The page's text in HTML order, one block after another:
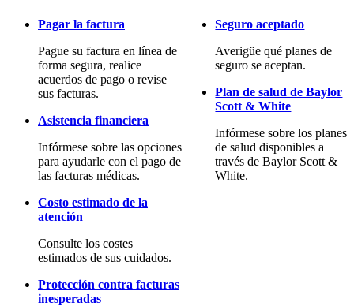
Pagar la factura
Pague su factura en línea de
forma segura, realice
acuerdos de pago o revise
sus facturas.
Asistencia financiera
Infórmese sobre las opciones
para ayudarle con el pago de
las facturas médicas.
Costo estimado de la
atención
Consulte los costes
estimados de sus cuidados.
Protección contra facturas
inesperadas
Seguro aceptado
Averigüe qué planes de
seguro se aceptan.
Plan de salud de Baylor
Scott & White
Infórmese sobre los planes
de salud disponibles a
través de Baylor Scott &
White.